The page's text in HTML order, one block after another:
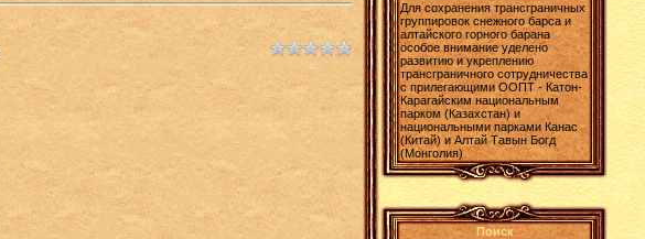
Для сохранения трансграничных
группировок снежного барса и
алтайского горного барана
особое внимание уделено
развитию и укреплению
трансграничного сотрудничества
с прилегающими ООПТ - Катон-
Карагайским национальным
парком (Казахстан) и
национальными парками Канас
(Китай) и Алтай Тавын Богд
(Монголия)
Поиск